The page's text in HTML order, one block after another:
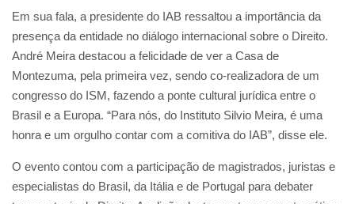
Em sua fala, a presidente do IAB ressaltou a importância da
presença da entidade no diálogo internacional sobre o Direito.
André Meira destacou a felicidade de ver a Casa de
Montezuma, pela primeira vez, sendo co-realizadora de um
congresso do ISM, fazendo a ponte cultural jurídica entre o
Brasil e a Europa. “Para nós, do Instituto Silvio Meira, é uma
honra e um orgulho contar com a comitiva do IAB”, disse ele.
O evento contou com a participação de magistrados, juristas e
especialistas do Brasil, da Itália e de Portugal para debater